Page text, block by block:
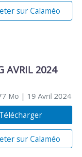
sur Calaméo
AVRIL 2024
Mo | 19 Avril 2024
Télécharger
sur Calaméo